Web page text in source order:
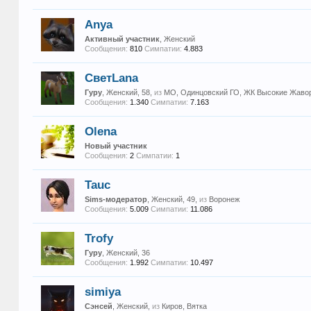
Anya
Активный участник, Женский
Сообщения: 810 Симпатии: 4.883
СветLana
Гуру, Женский, 58, из МО, Одинцовский ГО, ЖК Высокие
Сообщения: 1.340 Симпатии: 7.163
Olena
Новый участник
Сообщения: 2 Симпатии: 1
Tauc
Sims-модератор, Женский, 49, из Воронеж
Сообщения: 5.009 Симпатии: 11.086
Trofy
Гуру, Женский, 36
Сообщения: 1.992 Симпатии: 10.497
simiya
Сэнсей , Женский, из Киров, Вятка